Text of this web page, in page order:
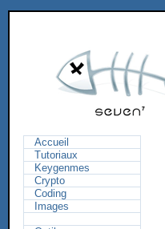
Accueil
Tutoriaux
Keygenmes
Crypto
Coding
Images